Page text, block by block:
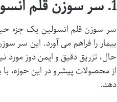
1. سر سوزن قلم انسولین کافبر سایز 4: معرفی و مشخصات فنی
سر سوزن قلم انسولین یک جزء
بیمار را فراهم می آورد. این سر
از محصولات پیشرو در این حوزه، با
دهد.